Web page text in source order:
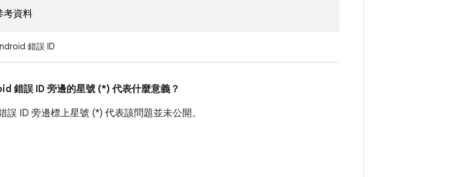
考資料
錯誤 ID
錯誤 ID 旁邊的星號 (*) 代表什麼意義？
ID 旁邊標上星號 (*) 代表該問題並未公開。